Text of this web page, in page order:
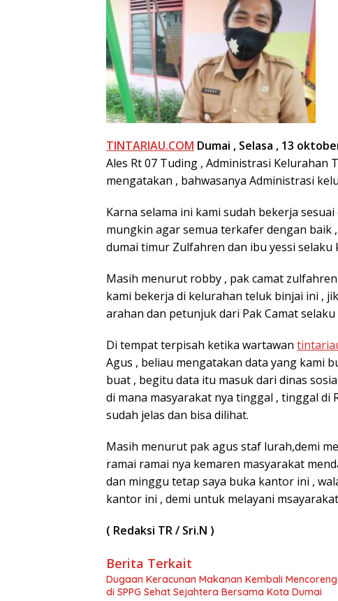
TINTARIAU.COM Dumai , Selasa , 13
Ales Rt 07 Tuding , Administrasi Kelurahan
mengatakan , bahwasanya Administrasi
Karna selama ini kami sudah bekerja
mungkin agar semua terkafer dengan baik
dumai timur Zulfahren dan ibu yessi selaku
Masih menurut robby , pak camat
kami bekerja di kelurahan teluk binjai ini ,
arahan dan petunjuk dari Pak Camat
Di tempat terpisah ketika wartawan
Agus , beliau mengatakan data yang kami
buat , begitu data itu masuk dari dinas
di mana masyarakat nya tinggal , tinggal di
sudah jelas dan bisa dilihat.
Masih menurut pak agus staf lurah,demi
ramai ramai nya kemaren masyarakat
dan minggu tetap saya buka kantor ini ,
kantor ini , demi untuk melayani
( Redaksi TR / Sri.N )
Berita Terkait
Dugaan Keracunan Makanan Kembali
di SPPG Sehat Sejahtera Bersama Kota Dumai